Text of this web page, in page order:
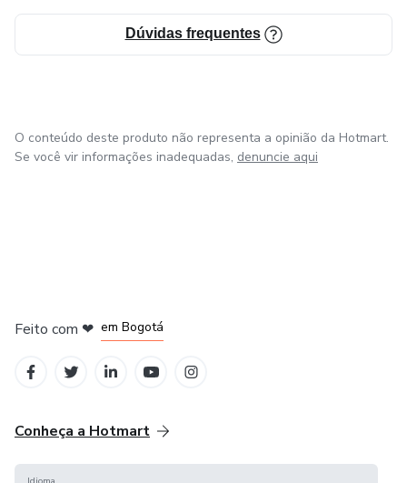
Dúvidas frequentes
O conteúdo deste produto não representa a opinião da Hotmart.
Se você vir informações inadequadas, denuncie aqui
Feito com ❤ em Bogotá
Conheça a Hotmart